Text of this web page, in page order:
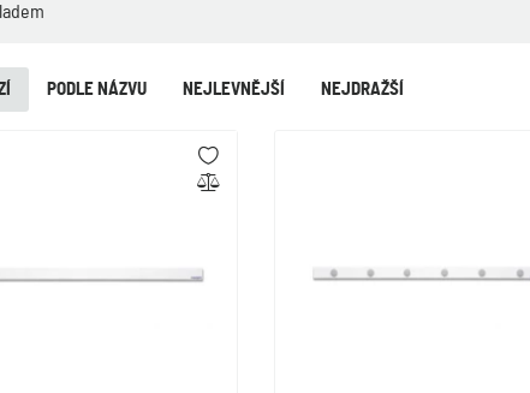
NEJLEVNĚJŠÍ NEJDRAŽŠÍ
PODLE NÁZVU